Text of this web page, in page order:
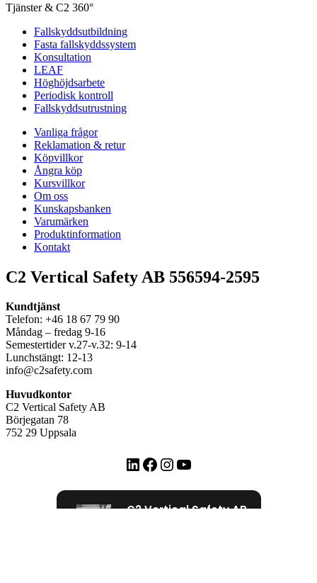
Tjänster & C2 360°
Fallskyddsutbildning
Fasta fallskyddssystem
Konsultation
LEAF
Höghöjdsarbete
Periodisk kontroll
Fallskyddsutrustning
Vanliga frågor
Reklamation & retur
Köpvillkor
Ångra köp
Kursvillkor
Om oss
Kunskapsbanken
Varumärken
Produktinformation
Kontakt
C2 Vertical Safety AB 556594-2595
Kundtjänst
Telefon: +46 18 67 79 90
Måndag – fredag 9-16
Semestertider v.27-v.32: 9-14
Lunchstängt: 12-13
info@c2safety.com
Huvudkontor
C2 Vertical Safety AB
Börjegatan 78
752 29 Uppsala
LinkedIn
Facebook
Instagram
YouTube
C2 Vertical Safety AB